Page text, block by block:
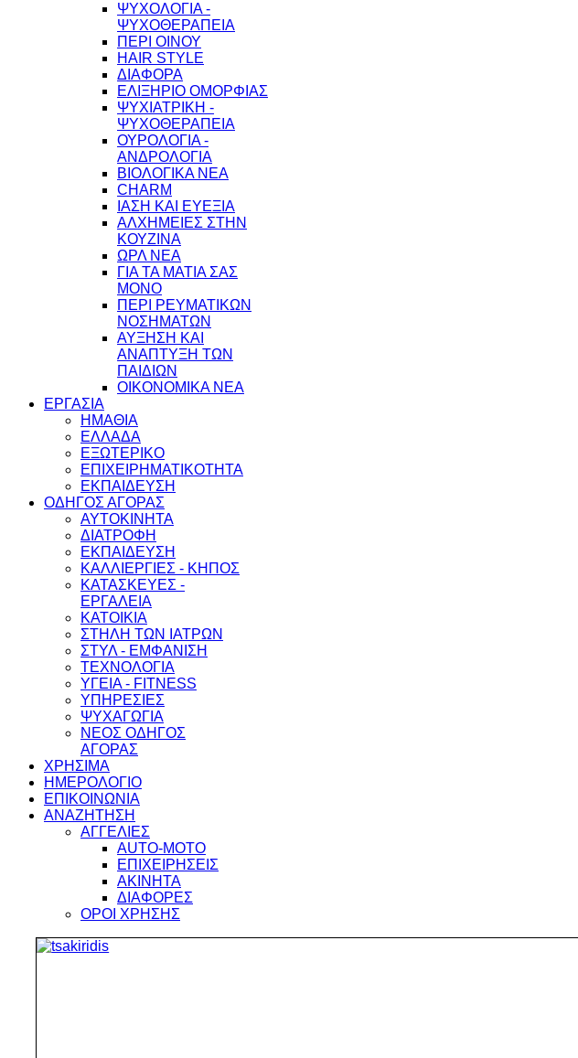
ΨΥΧΟΛΟΓΙΑ -
ΨΥΧΟΘΕΡΑΠΕΙΑ
ΠΕΡΙ ΟΙΝΟΥ
HAIR STYLE
ΔΙΑΦΟΡΑ
ΕΛΙΞΗΡΙΟ ΟΜΟΡΦΙΑΣ
ΨΥΧΙΑΤΡΙΚΗ -
ΨΥΧΟΘΕΡΑΠΕΙΑ
ΟΥΡΟΛΟΓΙΑ -
ΑΝΔΡΟΛΟΓΙΑ
ΒΙΟΛΟΓΙΚΑ ΝΕΑ
CHARM
ΙΑΣΗ ΚΑΙ ΕΥΕΞΙΑ
ΑΛΧΗΜΕΙΕΣ ΣΤΗΝ
ΚΟΥΖΙΝΑ
ΩΡΛ ΝEA
ΓΙΑ ΤΑ ΜΑΤΙΑ ΣΑΣ
ΜΟΝΟ
ΠΕΡΙ ΡΕΥΜΑΤΙΚΩΝ
ΝΟΣΗΜΑΤΩΝ
ΑΥΞΗΣΗ ΚΑΙ
ΑΝΑΠΤΥΞΗ ΤΩΝ
ΠΑΙΔΙΩΝ
ΟΙΚΟΝΟΜΙΚΑ ΝΕΑ
ΕΡΓΑΣΙΑ
ΗΜΑΘΙΑ
ΕΛΛΑΔΑ
ΕΞΩΤΕΡΙΚΟ
ΕΠΙΧΕΙΡΗΜΑΤΙΚΟΤΗΤΑ
ΕΚΠΑΙΔΕΥΣΗ
ΟΔΗΓΟΣ ΑΓΟΡΑΣ
ΑΥΤΟΚΙΝΗΤΑ
ΔΙΑΤΡΟΦΗ
ΕΚΠΑΙΔΕΥΣΗ
ΚΑΛΛΙΕΡΓΙΕΣ - ΚΗΠΟΣ
ΚΑΤΑΣΚΕΥΕΣ -
ΕΡΓΑΛΕΙΑ
ΚΑΤΟΙΚΙΑ
ΣΤΗΛΗ ΤΩΝ ΙΑΤΡΩΝ
ΣΤΥΛ - ΕΜΦΑΝΙΣΗ
ΤΕΧΝΟΛΟΓΙΑ
ΥΓΕΙΑ - FITNESS
ΥΠΗΡΕΣΙΕΣ
ΨΥΧΑΓΩΓΙΑ
ΝΕΟΣ ΟΔΗΓΟΣ
ΑΓΟΡΑΣ
ΧΡΗΣΙΜΑ
ΗΜΕΡΟΛΟΓΙΟ
ΕΠΙΚΟΙΝΩΝΙΑ
ΑΝΑΖΗΤΗΣΗ
ΑΓΓΕΛΙΕΣ
AUTO-MOTO
ΕΠΙΧΕΙΡΗΣΕΙΣ
ΑΚΙΝΗΤΑ
ΔΙΑΦΟΡΕΣ
ΟΡΟΙ ΧΡΗΣΗΣ